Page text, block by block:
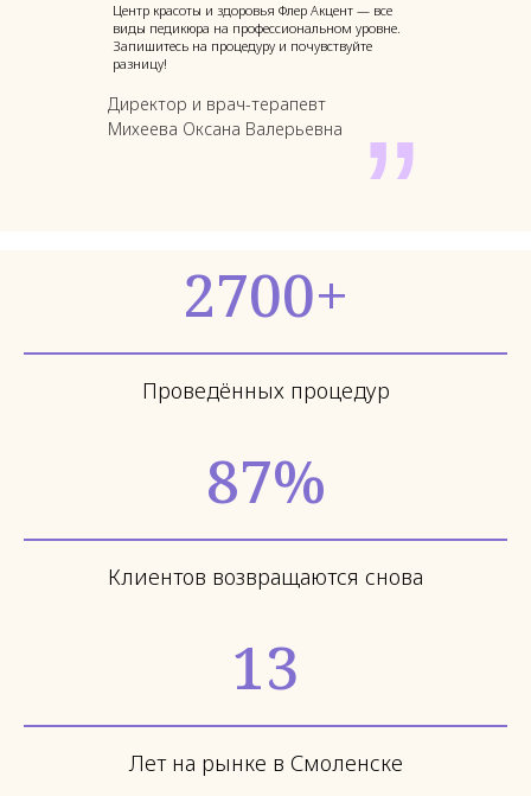
Центр красоты и здоровья Флер Акцент — все
виды педикюра на профессиональном уровне.
Запишитесь на процедуру и почувствуйте
разницу!
”
Директор и врач-терапевт
Михеева Оксана Валерьевна
2700+
Проведённых процедур
87%
Клиентов возвращаются снова
13
Лет на рынке в Смоленске